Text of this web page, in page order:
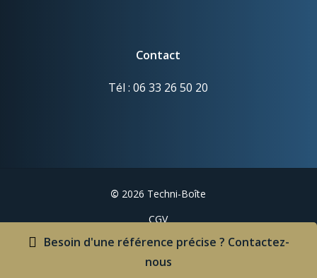
Contact
Tél : 06 33 26 50 20
Besoin d'une référence précise ? Contactez-
nous
© 2026 Techni-Boîte
CGV
Mentions légales